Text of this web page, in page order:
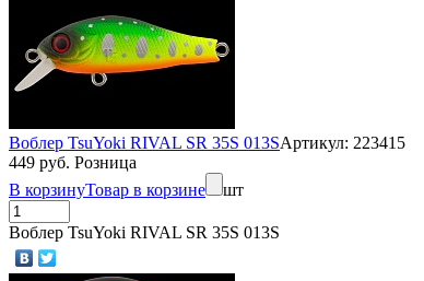
Воблер TsuYoki RIVAL SR 35S 013SАртикул: 223415
449 руб. Розница
В корзинуТовар в корзине шт
Воблер TsuYoki RIVAL SR 35S 013S